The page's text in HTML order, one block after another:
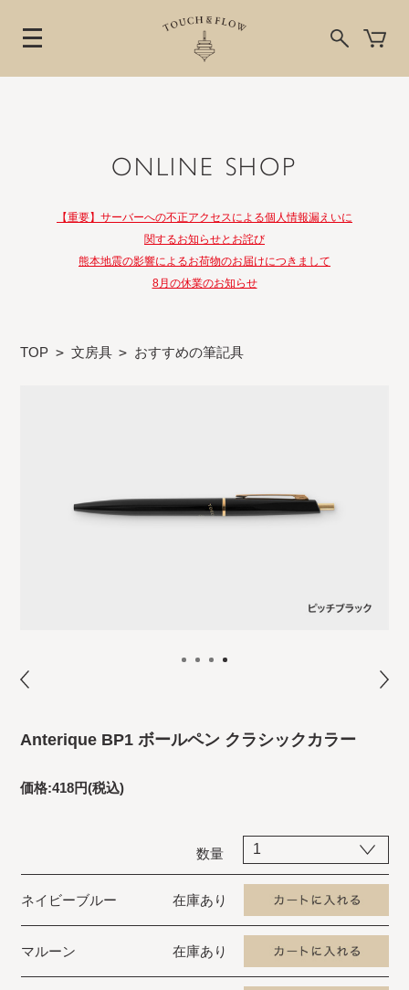
ONLINE SHOP
【重要】サーバーへの不正アクセスによる個人情報漏えいに
関するお知らせとお詫び
熊本地震の影響によるお荷物のお届けにつきまして
8月の休業のお知らせ
TOP > 文房具 > おすすめの筆記具
Anterique BP1 ボールペン クラシックカラー
価格:418円(税込)
数量
ネイビーブルー 在庫あり
マルーン 在庫あり